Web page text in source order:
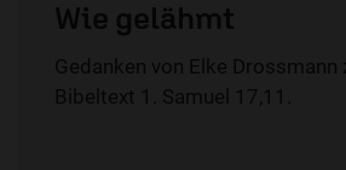
Wie gelähmt
Gedanken von Elke Drossmann
Bibeltext 1. Samuel 17,11.